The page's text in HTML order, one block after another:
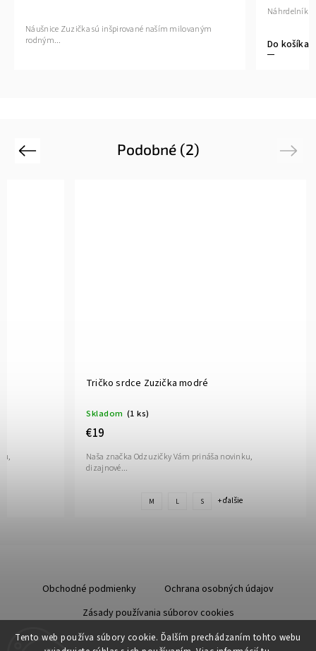
Tento web používa súbory cookie. Ďalším prechádzaním tohto webu
Náušnice Zuzička sú inšpirované naším milovaným
rodným...
Do košíka
Náhrdelník
Podobné (2)
Previous
Tričko srdce Zuzička modré
Skladom (1 ks)
€19
Naša značka Odzuzičky Vám prináša novinku,
dizajnové...
M L S + ďalšie
Next
Obchodné podmienky
Ochrana osobných údajov
Zásady používania súborov cookies
Starostlivosť o kožu